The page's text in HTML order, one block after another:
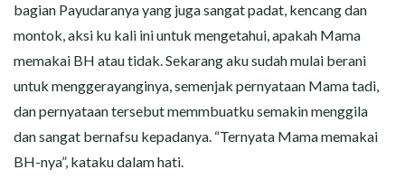
bagian Payudaranya yang juga sangat padat, kencang dan
montok, aksi ku kali ini untuk mengetahui, apakah Mama
memakai BH atau tidak. Sekarang aku sudah mulai berani
untuk menggerayanginya, semenjak pernyataan Mama tadi,
dan pernyataan tersebut memmbuatku semakin menggila
dan sangat bernafsu kepadanya. “Ternyata Mama memakai
BH-nya”, kataku dalam hati.